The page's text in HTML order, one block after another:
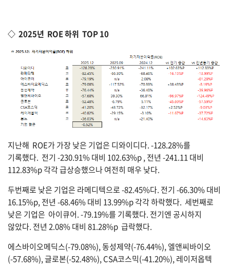
◇ 2025년 ROE 하위 TOP 10
지난해 ROE가 가장 낮은 기업은 디와이디다. -128.28%를
기록했다. 전기 -230.91% 대비 102.63%p , 전년 -241.11 대비
112.83%p 각각 급상승했으나 여전히 매우 낮다.
두번째로 낮은 기업은 라메디텍으로 -82.45%다. 전기 -66.30% 대비
16.15%p, 전년 -68.46% 대비 13.99%p 각각 하락했다. 세번째로
낮은 기업은 아이큐어. -79.19%를 기록했다. 전기엔 공시하지
않았다. 전년 2.08% 대비 81.28%p 급락했다.
에스바이오메딕스(-79.08%), 동성제약(-76.44%), 엘앤씨바이오
(-57.68%), 글로본(-52.48%), CSA코스믹(-41.20%), 레이저옵텍